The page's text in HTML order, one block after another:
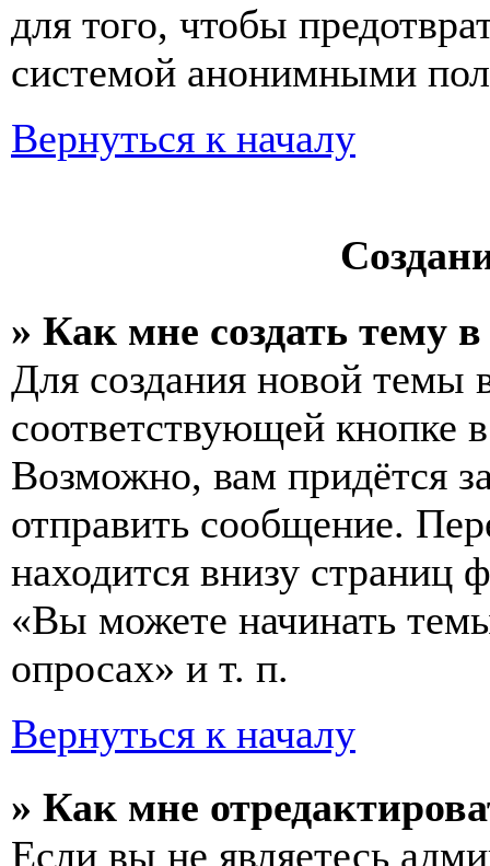
для того, чтобы
системой анонимными
Вернуться к началу
» Как мне создать тему
Для создания новой темы
соответствующей кнопке
Возможно, вам придётся
отправить сообщение.
находится внизу
«Вы можете начинать
опросах» и т. п.
Вернуться к началу
» Как мне
Если вы не являетесь